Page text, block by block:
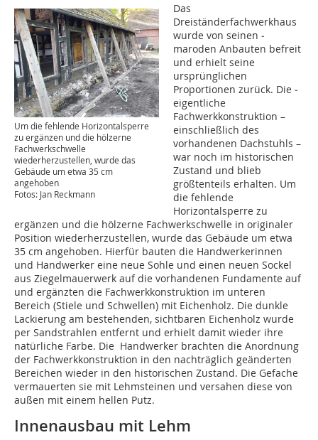
Um die fehlende Horizontalsperre
zu ergänzen und die hölzerne
Fachwerkschwelle
wiederherzustellen, wurde das
Gebäude um etwa 35 cm
angehoben
Fotos: Jan Reckmann
Das
Dreiständerfachwerkhaus
wurde von seinen ­
maroden Anbauten befreit
und erhielt seine
ursprünglichen
Proportionen zurück. Die ­
eigentliche
Fachwerkkonstruktion –
einschließlich des
vorhandenen Dachstuhls –
war noch im historischen
Zustand und blieb
größtenteils erhalten. Um
die fehlende
Horizontalsperre zu
ergänzen und die hölzerne Fachwerkschwelle in originaler
Position wieder­herzustellen, wurde das Gebäude um etwa
35 cm angehoben. Hierfür bauten die Handwerkerinnen
und Handwerker eine neue Sohle und einen neuen Sockel
aus Ziegelmauerwerk auf die vorhandenen Fundamente auf
und ergänzten die Fachwerkkonstruktion im unteren
Bereich (Stiele und Schwellen) mit Eichenholz. Die dunkle
Lackierung am bestehenden, sichtbaren Eichenholz wurde
per Sandstrahlen entfernt und erhielt damit wieder ihre
natürliche Farbe. Die Handwerker brachten die Anordnung
der Fachwerkkonstruktion in den nachträglich geänderten
Bereichen wieder in den historischen Zustand. Die Gefache
vermauerten sie mit Lehmsteinen und versahen diese von
außen mit einem hellen Putz.
Innenausbau mit Lehm